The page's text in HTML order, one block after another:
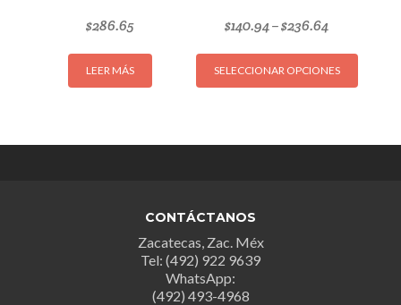
$286.65
LEER MÁS
$140.94–$236.64
SELECCIONAR OPCIONES
Este
CONTÁCTANOS
Zacatecas, Zac. Méx
Tel: (492) 922 9639
WhatsApp:
(492) 493-4968